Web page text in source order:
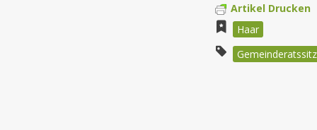
Artikel Drucken
Haar